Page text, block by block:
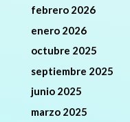
febrero 2026
enero 2026
octubre 2025
septiembre 2025
junio 2025
marzo 2025